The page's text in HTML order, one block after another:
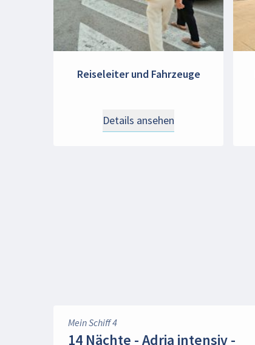
Reiseleiter und Fahrzeuge
Details ansehen
Mein Schiff 4
14 Nächte - Adria intensiv -